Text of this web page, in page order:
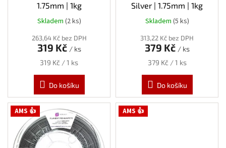
1.75mm | 1kg
Skladem (2 ks)
263,64 Kč bez DPH
319 Kč / ks
Měrná
319 Kč / 1 ks
Do košíku
Silver | 1.75mm | 1kg
Skladem (5 ks)
313,22 Kč bez DPH
379 Kč / ks
Měrná
379 Kč / 1 ks
Do košíku
AMS 👍 AMS 👍